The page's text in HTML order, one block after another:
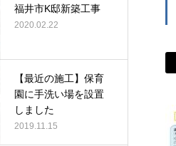
福井市K邸新築工事
2020.02.22
【最近の施工】保育
園に手洗い場を設置
しました
2019.11.15